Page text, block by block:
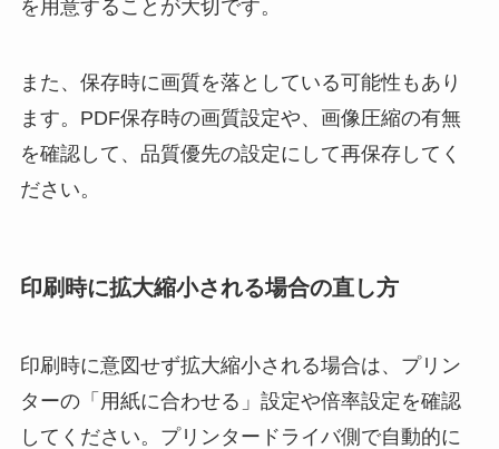
を用意することが大切です。
また、保存時に画質を落としている可能性もあり
ます。PDF保存時の画質設定や、画像圧縮の有無
を確認して、品質優先の設定にして再保存してく
ださい。
印刷時に拡大縮小される場合の直し方
印刷時に意図せず拡大縮小される場合は、プリン
ターの「用紙に合わせる」設定や倍率設定を確認
してください。プリンタードライバ側で自動的に